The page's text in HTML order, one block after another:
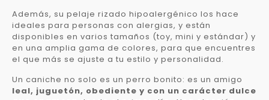
Además, su pelaje rizado hipoalergénico los hace
ideales para personas con alergias, y están
disponibles en varios tamaños (toy, mini y estándar) y
en una amplia gama de colores, para que encuentres
el que más se ajuste a tu estilo y personalidad.
Un caniche no solo es un perro bonito: es un amigo
leal, juguetón, obediente y con un carácter dulce